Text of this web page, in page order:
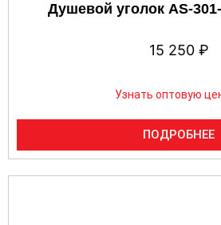
Душевой уголок AS-
15 250 ₽
Узнать оптовую
ПОДРОБНЕЕ